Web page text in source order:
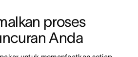
proses
Anda